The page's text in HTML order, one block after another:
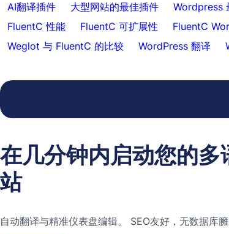
AI翻译插件 大型网站的最佳插件 Wordpress
FluentC 性能
FluentC 可扩展性 FluentC
Weglot 与 FluentC 的比较
WordPress 翻译
在几分钟内启动您的多
站
自动翻译与精准仪表盘编辑。 SEO友好，无数据库臃